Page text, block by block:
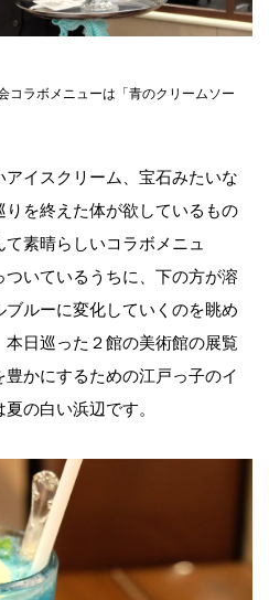
コラボメニューは「青のクリームソー
アイスクリーム、宝石みたいな
を終えた体が欲しているもの
素晴らしいコラボメニュ
いているうちに、下の方が溶
ルーに変化していくのを眺め
日巡った２館の美術館の展覧
かにするための江戸っ子のイ
の白い浜辺です。